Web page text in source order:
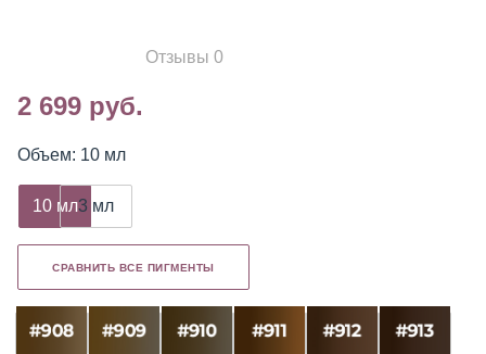
Отзывы 0
2 699 руб.
Объем: 10 мл
10 мл3 мл
СРАВНИТЬ ВСЕ ПИГМЕНТЫ